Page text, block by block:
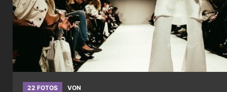
22 FOTOS VON